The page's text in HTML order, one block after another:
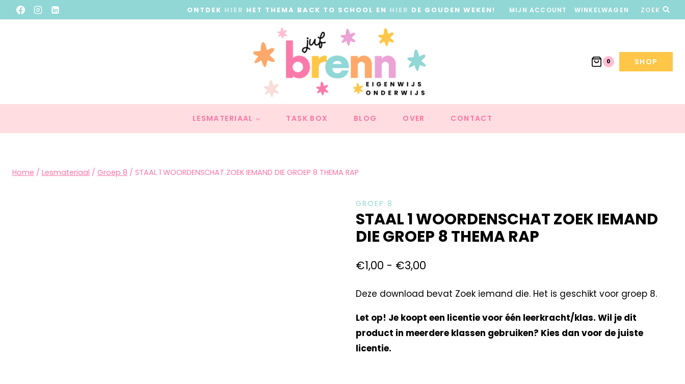
ONTDEK HIER HET THEMA BACK TO SCHOOL EN HIER DE GOUDEN WEKEN! MIJN ACCOUNT WINKELWAGEN ZOEK
0 SHOP
LESMATERIAAL TASK BOX BLOG OVER CONTACT
Home / Lesmateriaal / Groep 8 / STAAL 1 WOORDENSCHAT ZOEK IEMAND DIE GROEP 8 THEMA RAP
GROEP 8
STAAL 1 WOORDENSCHAT ZOEK IEMAND
DIE GROEP 8 THEMA RAP
€1,00 - €3,00
Deze download bevat Zoek iemand die. Het is geschikt voor groep 8.
Let op! Je koopt een licentie voor één leerkracht/klas. Wil je dit
product in meerdere klassen gebruiken? Kies dan voor de juiste
licentie.